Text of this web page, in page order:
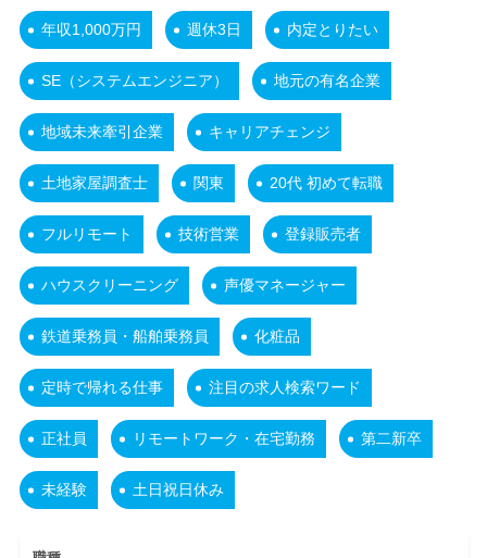
年収1,000万円 週休3日 内定とりたい
SE（システムエンジニア） 地元の有名企業
地域未来牽引企業 キャリアチェンジ
土地家屋調査士 関東 20代 初めて転職
フルリモート 技術営業 登録販売者
ハウスクリーニング 声優マネージャー
鉄道乗務員・船舶乗務員 化粧品
定時で帰れる仕事 注目の求人検索ワード
正社員 リモートワーク・在宅勤務 第二新卒
未経験 土日祝日休み